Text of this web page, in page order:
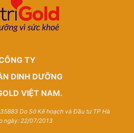
TY
DINH DƯỠNG
VIỆT NAM.
Do Sở Kế hoạch và Đầu tư TP Hà
ngày: 22/07/2013